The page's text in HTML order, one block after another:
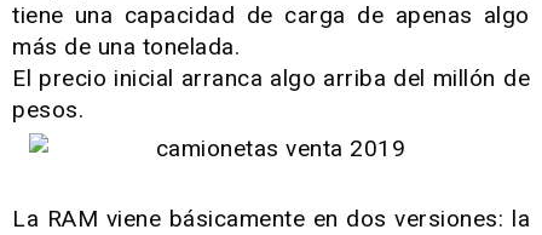
tiene una capacidad de carga de apenas algo
más de una tonelada.
El precio inicial arranca algo arriba del millón de
pesos.
La RAM viene básicamente en dos versiones: la